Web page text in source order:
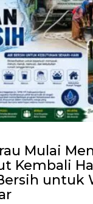
Mulai
Kembali
untuk